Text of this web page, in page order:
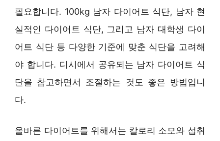
필요합니다. 100kg 남자 다이어트 식단, 남자 현
실적인 다이어트 식단, 그리고 남자 대학생 다이
어트 식단 등 다양한 기준에 맞춘 식단을 고려해
야 합니다. 디시에서 공유되는 남자 다이어트 식
단을 참고하면서 조절하는 것도 좋은 방법입니
다.
올바른 다이어트를 위해서는 칼로리 소모와 섭취